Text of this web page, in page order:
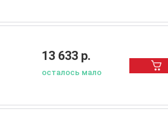
13 633 р.
осталось мало